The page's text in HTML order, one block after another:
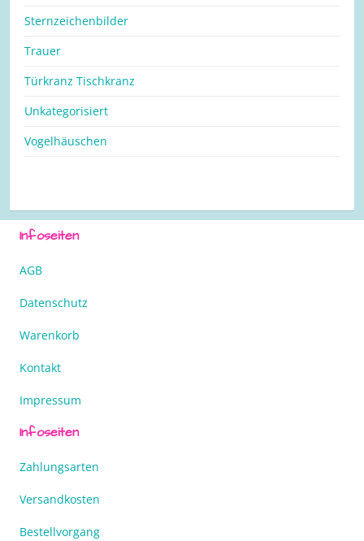
Sternzeichenbilder
Trauer
Türkranz Tischkranz
Unkategorisiert
Vogelhäuschen
Infoseiten
AGB
Datenschutz
Warenkorb
Kontakt
Impressum
Infoseiten
Zahlungsarten
Versandkosten
Bestellvorgang